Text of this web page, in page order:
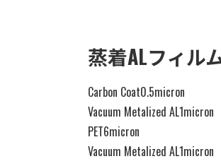
蒸着ALフィル
Carbon Coat0.5micron
Vacuum Metalized AL1micron
PET6micron
Vacuum Metalized AL1micron